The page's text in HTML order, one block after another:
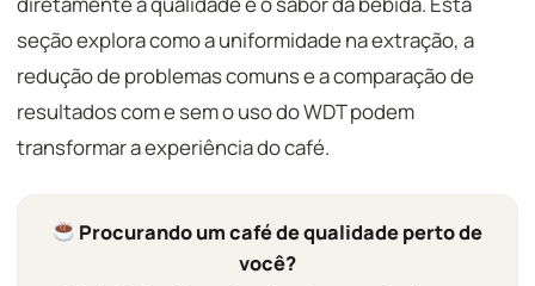
seção explora como a uniformidade na extração, a
redução de problemas comuns e a comparação de
resultados com e sem o uso do WDT podem
transformar a experiência do café.
Procurando um café de qualidade perto de
você?